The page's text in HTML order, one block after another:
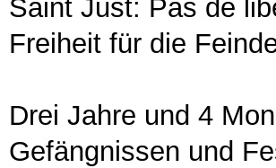
Saint Just: Pas de
Freiheit für die
Drei Jahre und 4
Gefängnissen und